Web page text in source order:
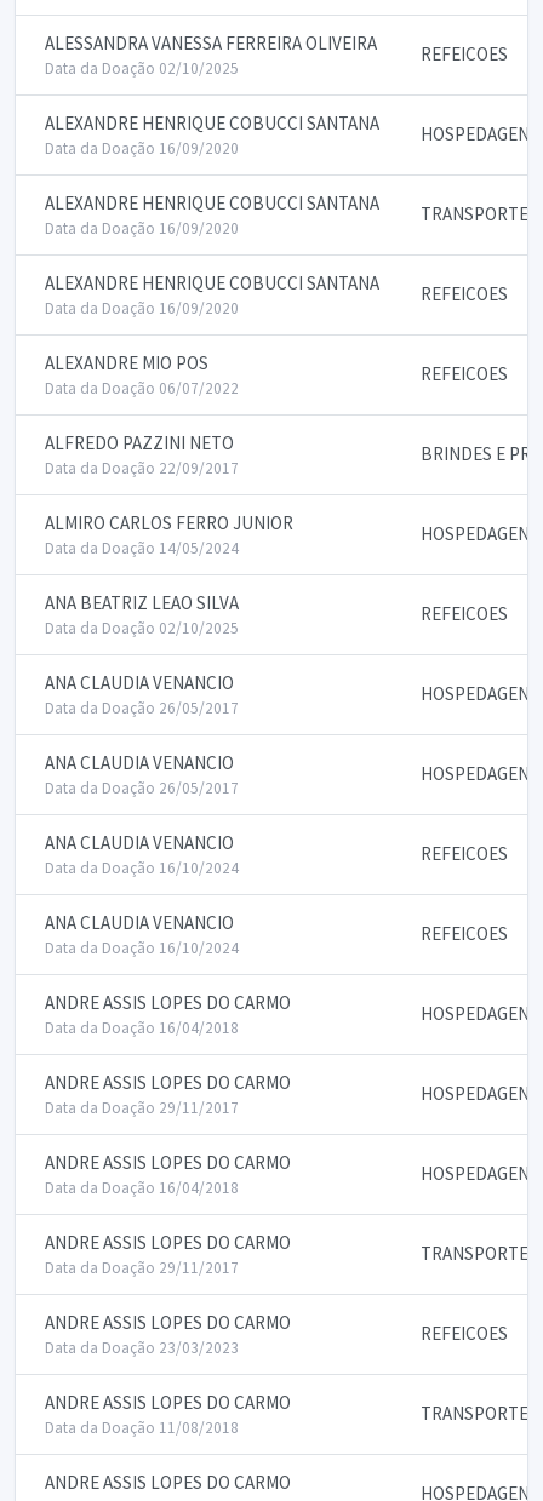
ALESSANDRA VANESSA FERREIRA OLIVEIRA
Data da Doação 02/10/2025
REFEICOES
ALEXANDRE HENRIQUE COBUCCI SANTANA
Data da Doação 16/09/2020
HOSPEDAGENS
ALEXANDRE HENRIQUE COBUCCI SANTANA
Data da Doação 16/09/2020
TRANSPORTE
ALEXANDRE HENRIQUE COBUCCI SANTANA
Data da Doação 16/09/2020
REFEICOES
ALEXANDRE MIO POS
Data da Doação 06/07/2022
REFEICOES
ALFREDO PAZZINI NETO
Data da Doação 22/09/2017
BRINDES E
ALMIRO CARLOS FERRO JUNIOR
Data da Doação 14/05/2024
HOSPEDAGENS
ANA BEATRIZ LEAO SILVA
Data da Doação 02/10/2025
REFEICOES
ANA CLAUDIA VENANCIO
Data da Doação 26/05/2017
HOSPEDAGENS
ANA CLAUDIA VENANCIO
Data da Doação 26/05/2017
HOSPEDAGENS
ANA CLAUDIA VENANCIO
Data da Doação 16/10/2024
REFEICOES
ANA CLAUDIA VENANCIO
Data da Doação 16/10/2024
REFEICOES
ANDRE ASSIS LOPES DO CARMO
Data da Doação 16/04/2018
HOSPEDAGENS
ANDRE ASSIS LOPES DO CARMO
Data da Doação 29/11/2017
HOSPEDAGENS
ANDRE ASSIS LOPES DO CARMO
Data da Doação 16/04/2018
HOSPEDAGENS
ANDRE ASSIS LOPES DO CARMO
Data da Doação 29/11/2017
TRANSPORTE
ANDRE ASSIS LOPES DO CARMO
Data da Doação 23/03/2023
REFEICOES
ANDRE ASSIS LOPES DO CARMO
Data da Doação 11/08/2018
TRANSPORTE
ANDRE ASSIS LOPES DO CARMO HOSPEDAGENS